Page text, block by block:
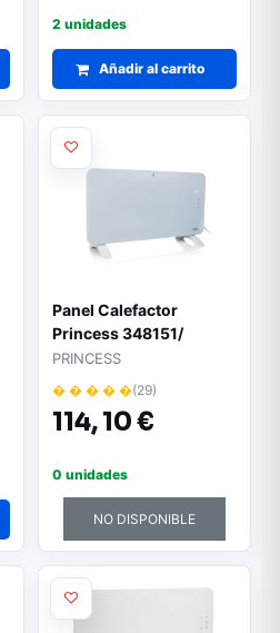
2 unidades
Añadir al carrito
Panel Calefactor
Princess 348151/
1500W
PRINCESS
� � � � �(29)
114,10 €
0 unidades
NO DISPONIBLE